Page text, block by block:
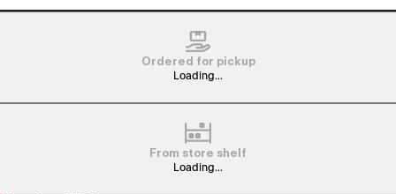
Ordered for pickup
Loading...
From store shelf
Loading...